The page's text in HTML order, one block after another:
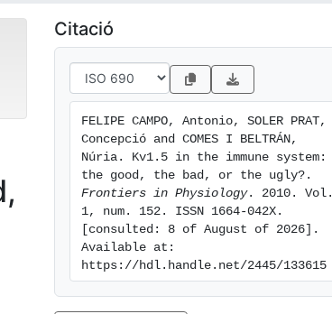
Citació
FELIPE CAMPO, Antonio, SOLER PRAT,
Concepció and COMES I BELTRÁN,
Núria. Kv1.5 in the immune system:
Frontiers in Physiology. 2010. Vol.
1, num. 152. ISSN 1664-042X.
[consulted: 8 of August of 2026].
Available at:
https://hdl.handle.net/2445/133615